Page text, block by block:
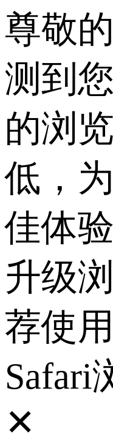
尊敬
测到
的浏
低，
佳体
升级
荐使
Safari
✕